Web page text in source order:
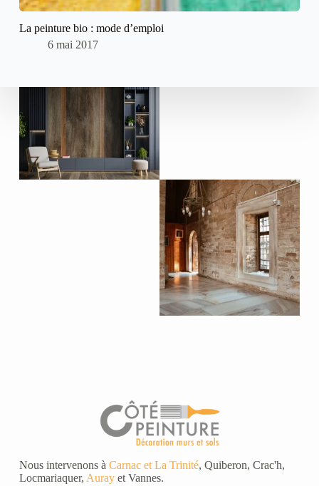
La peinture bio : mode d’emploi
6 mai 2017
Nous intervenons à Carnac et La Trinité, Quiberon, Crac'h,
Locmariaquer, Aurayet Vannes.